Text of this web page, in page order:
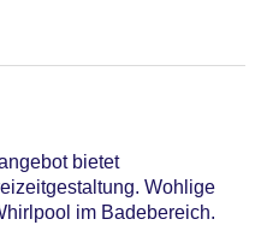
bietet
Wohlige
im Badebereich.